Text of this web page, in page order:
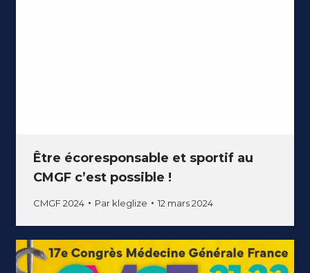
Être écoresponsable et sportif au
CMGF c’est possible !
CMGF 2024 Par kleglize 12 mars 2024